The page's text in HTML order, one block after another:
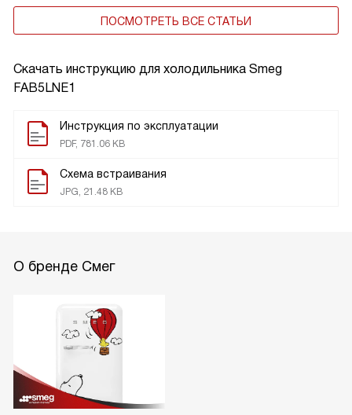
Скачать инструкцию для холодильника Smeg
FAB5LNE1
Инструкция по эксплуатации
PDF, 781.06 KB
Схема встраивания
JPG, 21.48 KB
ПОСМОТРЕТЬ ВСЕ СТАТЬИ
О бренде Смег